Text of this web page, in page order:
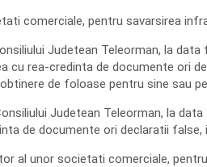
comerciale, pentru savarsirea
Judetean Teleorman, la
cu rea-credinta de documente ori
de foloase pentru sine sau
Judetean Teleorman, la
de documente ori declaratii
al unor societati comerciale,